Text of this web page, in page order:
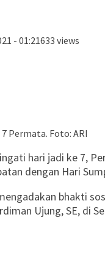
- 01:21633 views
Permata. Foto: ARI
hari jadi ke 7,
dengan Hari
bhakti
Ujung, SE, di